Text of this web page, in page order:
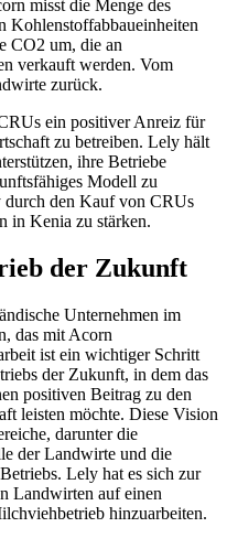
misst die Menge des
Kohlenstoffabbaueinheiten
CO2 um, die an
verkauft werden. Vom
zurück.
ein positiver Anreiz für
zu betreiben. Lely hält
ihre Betriebe
Modell zu
den Kauf von CRUs
in Kenia zu stärken.
der Zukunft
Unternehmen im
das mit Acorn
ist ein wichtiger Schritt
der Zukunft, in dem das
positiven Beitrag zu den
leisten möchte. Diese Vision
darunter die
der Landwirte und die
Lely hat es sich zur
Landwirten auf einen
hinzuarbeiten.